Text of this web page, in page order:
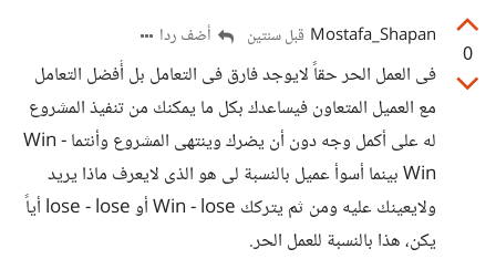
0
Mostafa_Shapan قبل سنتين أضف ردا
فى العمل الحر حقاً لايوجد فارق فى التعامل بل أُفضل التعامل
مع العميل المتعاون فيساعدك بكل ما يمكنك من تنفيذ المشروع
له على أكمل وجه دون أن يضرك وينتهى المشروع وأنتما Win -
Win بينما أسوأ عميل بالنسبة لى هو الذى لايعرف ماذا يريد
ولايعينك عليه ومن ثم يتركك Win - lose أو lose - lose أياً
يكن، هذا بالنسبة للعمل الحر.